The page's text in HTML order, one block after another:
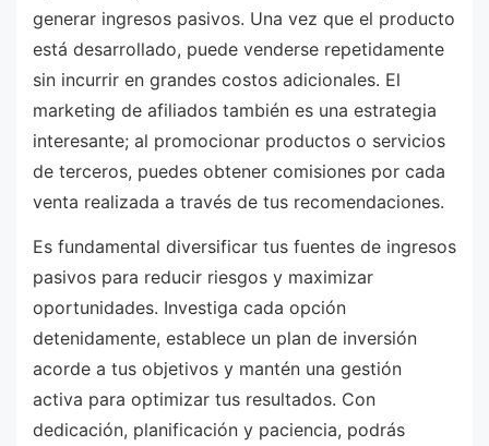
generar ingresos pasivos. Una vez que el producto
está desarrollado, puede venderse repetidamente
sin incurrir en grandes costos adicionales. El
marketing de afiliados también es una estrategia
interesante; al promocionar productos o servicios
de terceros, puedes obtener comisiones por cada
venta realizada a través de tus recomendaciones.
Es fundamental diversificar tus fuentes de ingresos
pasivos para reducir riesgos y maximizar
oportunidades. Investiga cada opción
detenidamente, establece un plan de inversión
acorde a tus objetivos y mantén una gestión
activa para optimizar tus resultados. Con
dedicación, planificación y paciencia, podrás